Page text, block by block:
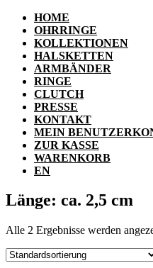
HOME
OHRRINGE
KOLLEKTIONEN
HALSKETTEN
ARMBÄNDER
RINGE
CLUTCH
PRESSE
KONTAKT
MEIN
ZUR KASSE
WARENKORB
EN
Länge: ca. 2,5 cm
Alle 2 Ergebnisse werden